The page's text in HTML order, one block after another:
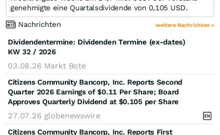
genehmigte eine Quartalsdividende von 0,105 USD.
Nachrichten
weitere Nachrichten »
Dividendentermine: Dividenden Termine (ex-dates)
KW 32 / 2026
03.08.26 Markt Bote
Citizens Community Bancorp, Inc. Reports Second
Quarter 2026 Earnings of $0.11 Per Share; Board
Approves Quarterly Dividend at $0.105 per Share
27.07.26 globenewswire
Citizens Community Bancorp, Inc. Reports First